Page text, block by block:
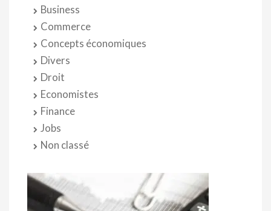
Business
Commerce
Concepts économiques
Divers
Droit
Economistes
Finance
Jobs
Non classé